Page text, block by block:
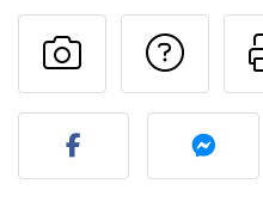
Publier